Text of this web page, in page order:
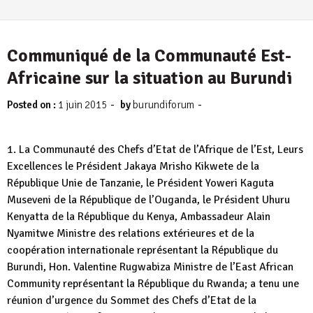
Communiqué de la Communauté Est-
Africaine sur la situation au Burundi
Posted on : 1 juin 2015 - by burundiforum -
​1. La Communauté des Chefs d’Etat de l’Afrique de l’Est, Leurs
Excellences le Président Jakaya Mrisho Kikwete de la
République Unie de Tanzanie, le Président Yoweri Kaguta
Museveni de la République de l’Ouganda, le Président Uhuru
Kenyatta de la République du Kenya, Ambassadeur Alain
Nyamitwe Ministre des relations extérieures et de la
coopération internationale représentant la République du
Burundi, Hon. Valentine Rugwabiza Ministre de l’East African
Community représentant la République du Rwanda; a tenu une
réunion d’urgence du Sommet des Chefs d’Etat de la